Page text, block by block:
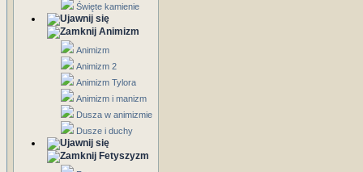
Święte kamienie
Animizm
Animizm
Animizm 2
Animizm Tylora
Animizm i manizm
Dusza w animizmie
Dusze i duchy
Fetyszyzm